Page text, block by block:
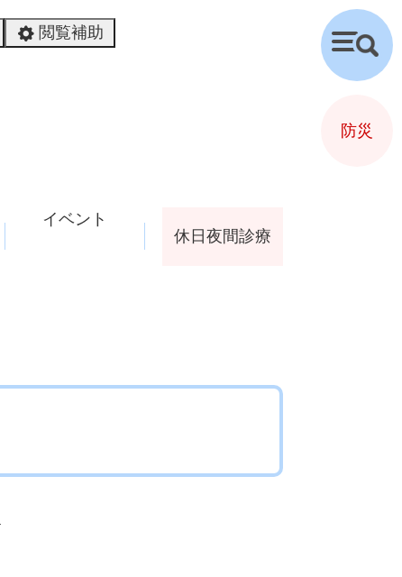
閲覧補助
イベント
休日夜間診療
検
索
防災